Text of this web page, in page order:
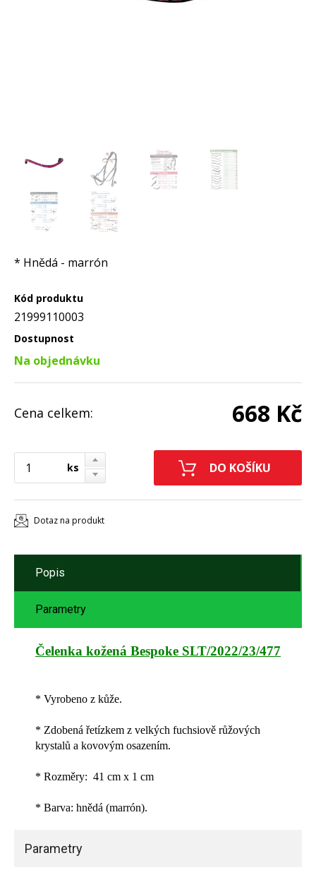
* Hnědá - marrón
Kód produktu
21999110003
Dostupnost
Na objednávku
Cena celkem: 668 Kč
ks
Dotaz na produkt
Popis
Parametry
Čelenka kožená Bespoke SLT/2022/23/477
* Vyrobeno z kůže.
* Zdobená řetízkem z velkých fuchsiově růžových
krystalů a kovovým osazením.
* Rozměry: 41 cm x 1 cm
* Barva: hnědá (marrón).
Parametry